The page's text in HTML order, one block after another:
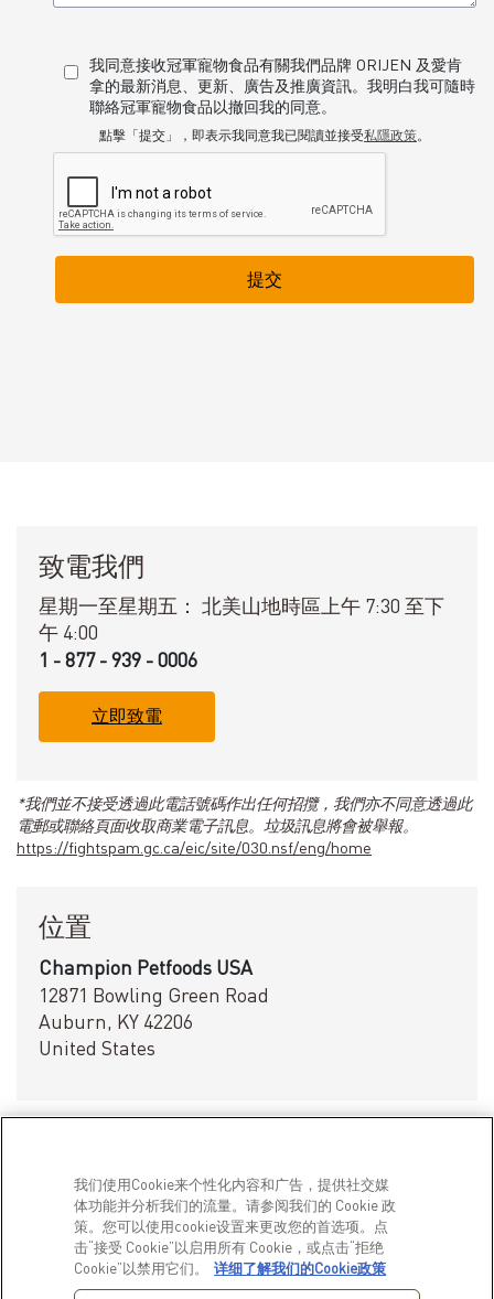
我同意接收冠軍寵物食品有關我們品牌 ORIJEN 及愛肯
拿的最新消息、更新、廣告及推廣資訊。我明白我可隨時
聯絡冠軍寵物食品以撤回我的同意。
點擊「提交」，即表示我同意我已閱讀並接受私隱政策。
致電我們
星期一至星期五： 北美山地時區上午 7:30 至下
午 4:00
1 - 877 - 939 - 0006
立即致電
位置
Champion Petfoods USA
12871 Bowling Green Road
Auburn, KY 42206
United States
*我們並不接受透過此電話號碼作出任何招攬，我們亦不同意透過此
電郵或聯絡頁面收取商業電子訊息。垃圾訊息將會被舉報。
https://fightspam.gc.ca/eic/site/030.nsf/eng/home
了解更多
我們的故事
我们使用Cookie来个性化内容和广告，提供社交媒
体功能并分析我们的流量。请参阅我们的 Cookie 政
策。您可以使用cookie设置来更改您的首选项。点
击“接受 Cookie”以启用所有 Cookie，或点击“拒绝
Cookie”以禁用它们。
详细了解我们的Cookie政策